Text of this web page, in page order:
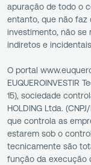
apuração de todo o
entanto, que não faz
investimento, não se
indiretos e
O portal
EUQUEROINVESTIR
15), sociedade
HOLDING Ltda.
que controla as
estarem sob o
tecnicamente são
função da execução